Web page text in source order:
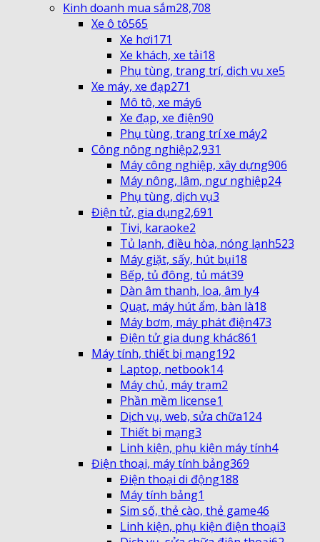
Kinh doanh mua sắm28,708
Xe ô tô565
Xe hơi171
Xe khách, xe tải18
Phụ tùng, trang trí, dịch vụ xe5
Xe máy, xe đạp271
Mô tô, xe máy6
Xe đạp, xe điện90
Phụ tùng, trang trí xe máy2
Công nông nghiệp2,931
Máy công nghiệp, xây dựng906
Máy nông, lâm, ngư nghiệp24
Phụ tùng, dịch vụ3
Điện tử, gia dụng2,691
Tivi, karaoke2
Tủ lạnh, điều hòa, nóng lạnh523
Máy giặt, sấy, hút bụi18
Bếp, tủ đông, tủ mát39
Dàn âm thanh, loa, âm ly4
Quạt, máy hút ẩm, bàn là18
Máy bơm, máy phát điện473
Điện tử gia dụng khác861
Máy tính, thiết bị mạng192
Laptop, netbook14
Máy chủ, máy trạm2
Phần mềm license1
Dịch vụ, web, sửa chữa124
Thiết bị mạng3
Linh kiện, phụ kiện máy tính4
Điện thoại, máy tính bảng369
Điện thoại di động188
Máy tính bảng1
Sim số, thẻ cào, thẻ game46
Linh kiện, phụ kiện điện thoại3